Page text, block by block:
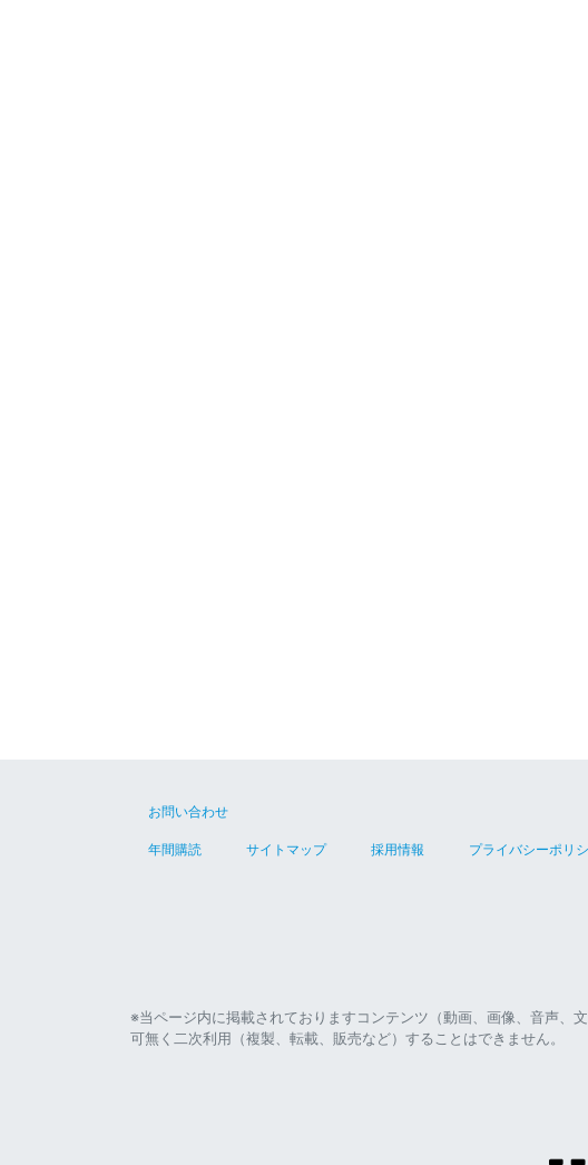
お問い合わせ
年間購読 サイトマップ 採用情報 プライバシーポリ
※当ページ内に掲載されておりますコンテンツ（動画、画像、音声、
可無く二次利用（複製、転載、販売など）することはできません。